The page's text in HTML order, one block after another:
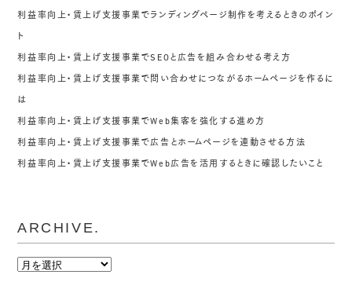
利益率向上・賃上げ支援事業でランディングページ制作を考えるときのポイン
ト
利益率向上・賃上げ支援事業でSEOと広告を組み合わせる考え方
利益率向上・賃上げ支援事業で問い合わせにつながるホームページを作るに
は
利益率向上・賃上げ支援事業でWeb集客を強化する進め方
利益率向上・賃上げ支援事業で広告とホームページを連動させる方法
利益率向上・賃上げ支援事業でWeb広告を活用するときに確認したいこと
ARCHIVE.
ARCHIVE.